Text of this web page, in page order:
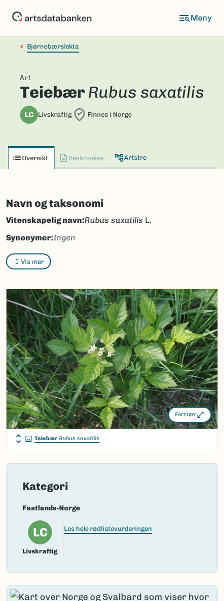
Bjørnebærslekta
Art
TeiebærRubus saxatilis
LC Livskraftig Finnes i Norge
Oversikt Beskrivelse Artstre
Navn og taksonomi
Vis mer
Vitenskapelig navn:Rubus saxatilis L.
Synonymer:Ingen
Bokmål:teiebær
Nynorsk:tågebær
Nordsamisk/Davvisámegiella:veaddemuorji
Vitenskapelig navn ID:103450
Takson ID:63410
Gå til Nortaxa for flere detaljer
(Ekstern lenke)
Forstørr
Teiebær Rubus saxatilis
Kategori
Fastlands-Norge
LC
Livskraftig
Les hele rødlistevurderingen